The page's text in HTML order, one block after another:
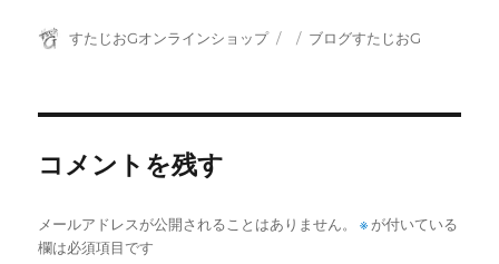
投
すたじおGオンラインショップ
投 カ
ブログすたじおG
コメントを残す
メールアドレスが公開されることはありません。 ※が付いている
欄は必須項目です